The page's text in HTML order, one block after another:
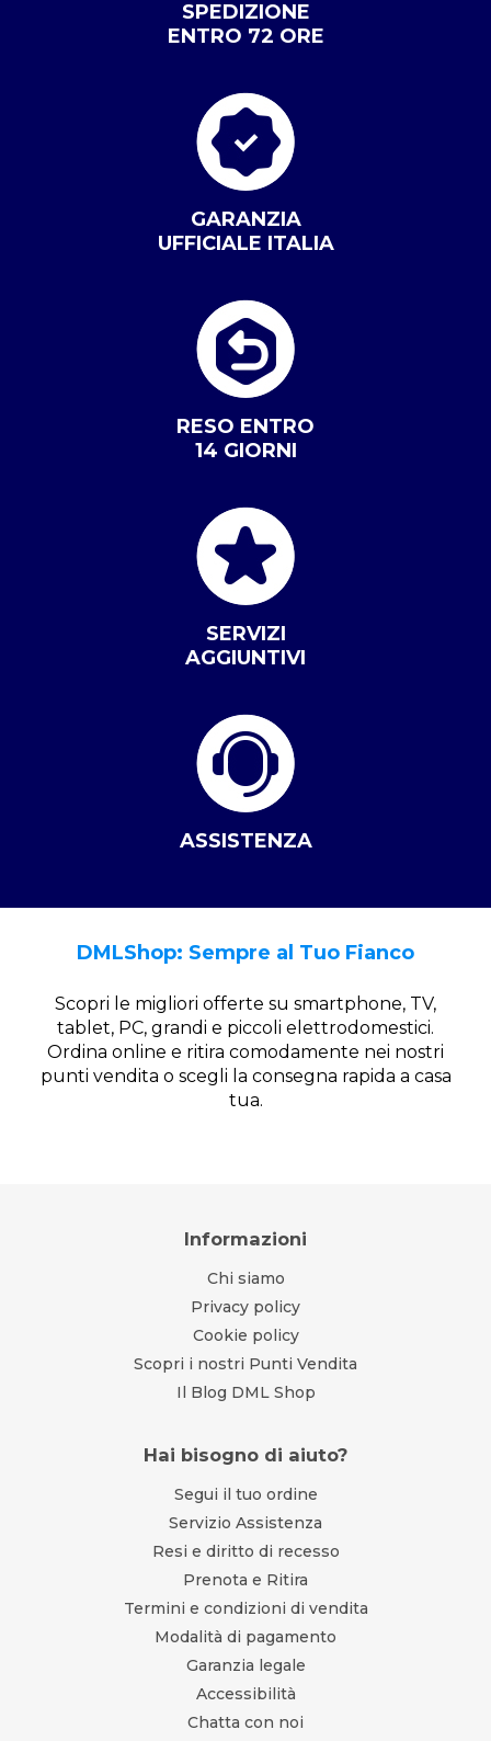
SPEDIZIONE
ENTRO 72 ORE
GARANZIA
UFFICIALE ITALIA
RESO ENTRO
14 GIORNI
SERVIZI
AGGIUNTIVI
ASSISTENZA
DMLShop: Sempre al Tuo Fianco
Scopri le migliori offerte su smartphone, TV,
tablet, PC, grandi e piccoli elettrodomestici.
Ordina online e ritira comodamente nei nostri
punti vendita o scegli la consegna rapida a casa
tua.
Informazioni
Chi siamo
Privacy policy
Cookie policy
Scopri i nostri Punti Vendita
Il Blog DML Shop
Hai bisogno di aiuto?
Segui il tuo ordine
Servizio Assistenza
Resi e diritto di recesso
Prenota e Ritira
Termini e condizioni di vendita
Modalità di pagamento
Garanzia legale
Accessibilità
Chatta con noi